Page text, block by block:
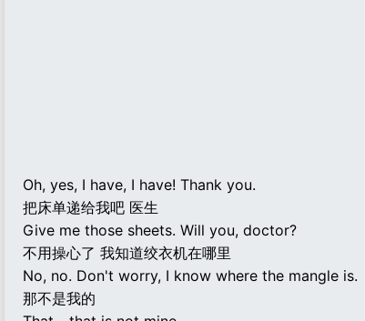
Oh, yes, I have, I have! Thank you.
把床单递给我吧 医生
Give me those sheets. Will you, doctor?
不用操心了 我知道绞衣机在哪里
No, no. Don't worry, I know where the mangle is.
那不是我的